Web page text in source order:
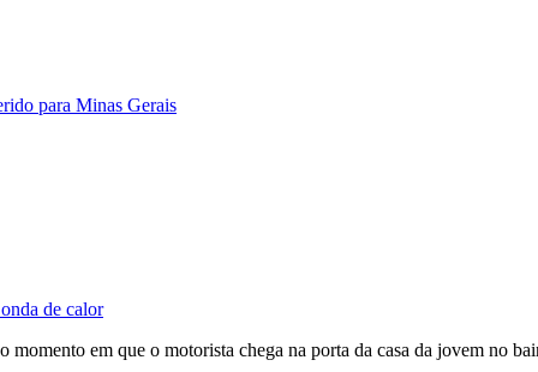
para Minas Gerais
de calor
momento em que o motorista chega na porta da casa da jovem no